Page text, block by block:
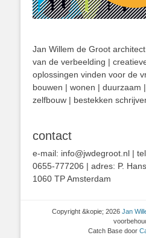
Jan Willem de Groot
van de verbeelding |
oplossingen vinden voor de
bouwen | wonen | duurzaam
zelfbouw | bestekken
contact
e-mail: info@jwdegroot.nl |
0655-777206 | adres: P.
1060 TP Amsterdam
Copyright &kopie; 2026 Jan
Catch Base door